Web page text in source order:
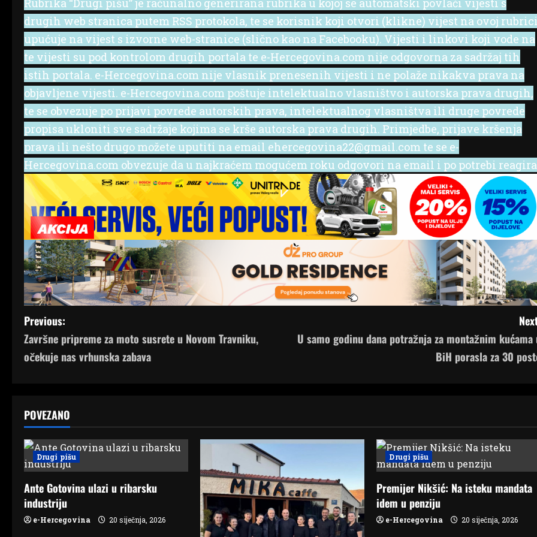
Rubrika “Drugi pišu” je računalno generirana rubrika u kojoj se automatski povlači vijesti s
drugih web stranica putem RSS protokola, te se korisnik koji otvori (klikne) vijest na ovoj
upućuje na vijest s izvorne web-stranice (slično kao na Facebooku). Vijesti i linkovi koji vode na
te vijesti su pod kontrolom drugih portala te e-Hercegovina.com nije odgovorna za sadržaj tih
istih portala. e-Hercegovina.com nije vlasnik prenesenih vijesti i ne polaže nikakva prava na
objavljene vijesti. e-Hercegovina.com poštuje intelektualno vlasništvo i autorska prava drugih,
te se obvezuje po prijavi povrede autorskih prava, intelektualnog vlasništva ili druge povrede
propisa ukloniti sve sadržaje kojima se krše autorska prava drugih. Primjedbe, prijave kršenja
prava ili nešto drugo možete uputiti na email ehercegovina22@gmail.com te se e-
Hercegovina.com obvezuje da u najkraćem mogućem roku odgovori na email i po potrebi
P
o
n
a
v
i
g
Previous:
Završne pripreme za moto susrete u Novom Travniku,
očekuje nas vrhunska zabava
U samo godinu dana potražnja za montažnim kućama
BiH porasla za 30
POVEZANO
Drugi pišu
Ante Gotovina ulazi u ribarsku
industriju
e-Hercegovina 20 siječnja, 2026
Drugi pišu
Premijer Nikšić: Na isteku mandata
idem u penziju
e-Hercegovina 20 siječnja, 2026